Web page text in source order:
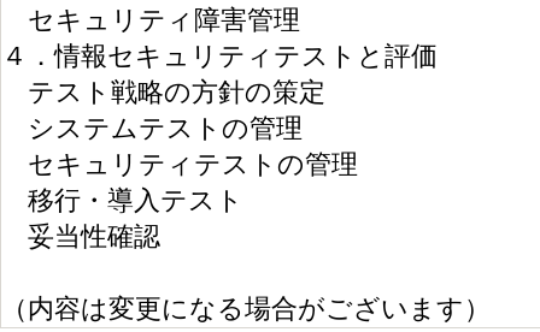
セキュリティ障害管理
４．情報セキュリティテストと評価
テスト戦略の方針の策定
システムテストの管理
セキュリティテストの管理
移行・導入テスト
妥当性確認
（内容は変更になる場合がございます）